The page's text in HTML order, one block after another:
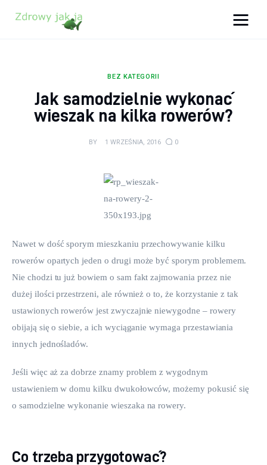
Zdrowy jak ja
Uroda
Kontakt
BEZ KATEGORII
Jak samodzielnie wykonać
wieszak na kilka rowerów?
BY 1 WRZEŚNIA, 2016 0
Nawet w dość sporym mieszkaniu przechowywanie kilku
rowerów opartych jeden o drugi może być sporym problemem.
Nie chodzi tu już bowiem o sam fakt zajmowania przez nie
dużej ilości przestrzeni, ale również o to, że korzystanie z tak
ustawionych rowerów jest zwyczajnie niewygodne – rowery
obijają się o siebie, a ich wyciąganie wymaga przestawiania
innych jednośladów.
Jeśli więc aż za dobrze znamy problem z wygodnym
ustawieniem w domu kilku dwukołowców, możemy pokusić się
o samodzielne wykonanie wieszaka na rowery.
Co trzeba przygotować?